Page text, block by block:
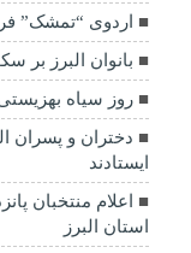
اردوی “تمشک”
بانوان البرز
روز سیاه
دختران و پسران
ایستادند
اعلام منتخبان
استان البرز